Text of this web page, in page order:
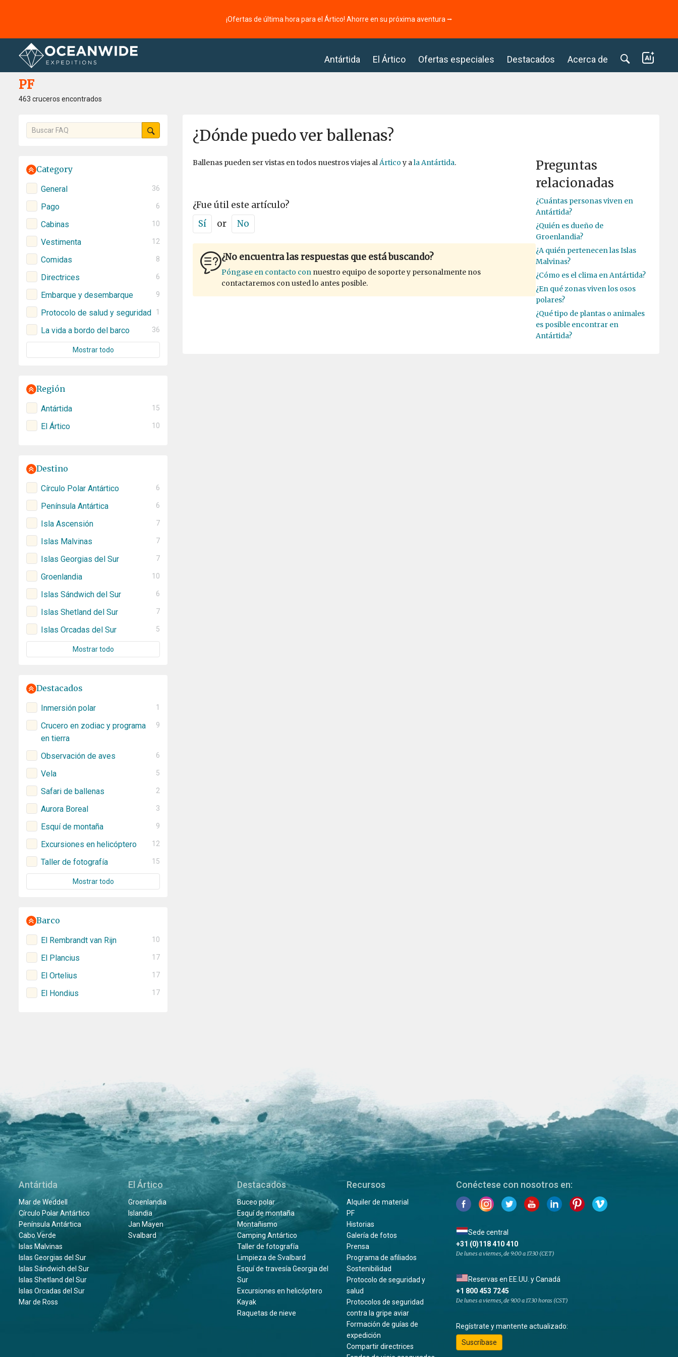
¡Ofertas de última hora para el Ártico! Ahorre en su próxima aventura ⭢
Antártida El Ártico Ofertas especiales Destacados Acerca de
Página principal PF
PF
463 cruceros encontrados
Category
General 36
Pago 6
Cabinas 10
Vestimenta 12
Comidas 8
Directrices 6
Embarque y desembarque 9
Protocolo de salud y seguridad 1
La vida a bordo del barco 36
Mostrar todo
Región
Antártida 15
El Ártico 10
Destino
Círculo Polar Antártico 6
Península Antártica 6
Isla Ascensión 7
Islas Malvinas 7
Islas Georgias del Sur 7
Groenlandia 10
Islas Sándwich del Sur 6
Islas Shetland del Sur 7
Islas Orcadas del Sur 5
Mostrar todo
Destacados
Inmersión polar 1
Crucero en zodiac y programa
en tierra
9
Observación de aves 6
Vela 5
Safari de ballenas 2
Aurora Boreal 3
Esquí de montaña 9
Excursiones en helicóptero 12
Taller de fotografía 15
Mostrar todo
Barco
El Rembrandt van Rijn 10
El Plancius 17
El Ortelius 17
El Hondius 17
¿Dónde puedo ver ballenas?
Ballenas pueden ser vistas en todos nuestros viajes alÁrticoy ala Antártida.
¿Fue útil este artículo?
Sí
or No
¿No encuentra las respuestas que está buscando?
Póngase en contacto con nuestro equipo de soporte y personalmente nos
contactaremos con usted lo antes posible.
Preguntas
relacionadas
¿Cuántas personas viven en
Antártida?
¿Quién es dueño de
Groenlandia?
¿A quién pertenecen las Islas
Malvinas?
¿Cómo es el clima en Antártida?
¿En qué zonas viven los osos
polares?
¿Qué tipo de plantas o animales
es posible encontrar en
Antártida?
Antártida
Mar de Weddell
Círculo Polar Antártico
Península Antártica
Cabo Verde
Islas Malvinas
Islas Georgias del Sur
Islas Sándwich del Sur
Islas Shetland del Sur
Islas Orcadas del Sur
Mar de Ross
El Ártico
Groenlandia
Islandia
Jan Mayen
Svalbard
Destacados
Buceo polar
Esquí de montaña
Montañismo
Camping Antártico
Taller de fotografía
Limpieza de Svalbard
Esquí de travesía Georgia del
Sur
Excursiones en helicóptero
Kayak
Raquetas de nieve
Recursos
Alquiler de material
PF
Historias
Galería de fotos
Prensa
Programa de afiliados
Sostenibilidad
Protocolo de seguridad y
salud
Protocolos de seguridad
contra la gripe aviar
Formación de guías de
expedición
Compartir directrices
Conéctese con nosotros en:
Sede central
+31 (0)118 410 410
De lunes a viernes, de 9:00 a 17:30 (CET)
Reservas en EE.UU. y Canadá
+1 800 453 7245
De lunes a viernes, de 9.00 a 17.30 horas (CST)
Regístrate y mantente actualizado:
Suscríbase